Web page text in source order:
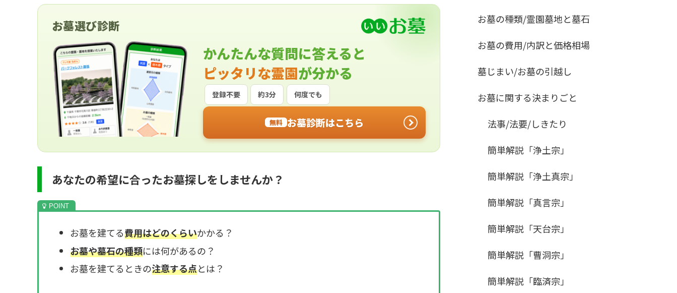
お墓選び診断
かんたんな質問に答えると
ピッタリな霊園が分かる
登録不要 約3分 何度でも
無料 お墓診断はこちら
あなたの希望に合ったお墓探しをしませんか？
お墓を建てる費用はどのくらいかかる？
お墓や墓石の種類には何があるの？
お墓を建てるときの注意する点とは？
お墓の種類/霊園墓地と墓石
お墓の費用/内訳と価格相場
墓じまい/お墓の引越し
お墓に関する決まりごと
法事/法要/しきたり
簡単解説「浄土宗」
簡単解説「浄土真宗」
簡単解説「真言宗」
簡単解説「天台宗」
簡単解説「曹洞宗」
簡単解説「臨済宗」